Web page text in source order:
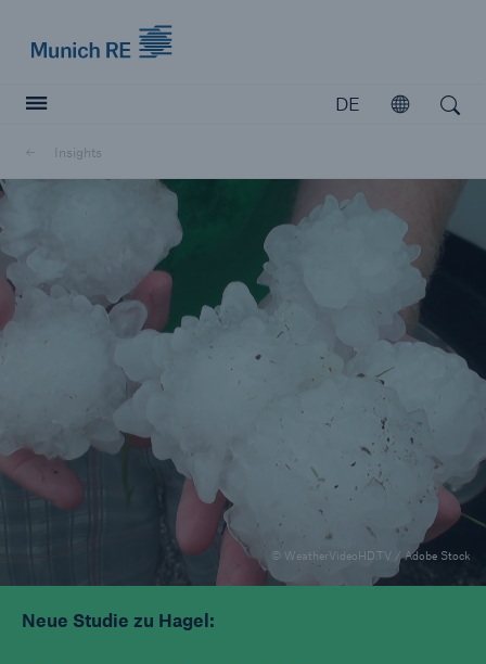
DE Öffnen
Insights
Neue Studie zu Hagel:
© WeatherVideoHD.TV / Adobe Stock
Versicherer
Unsere Lösungen für Versicherer
Our expert perspective for insurance